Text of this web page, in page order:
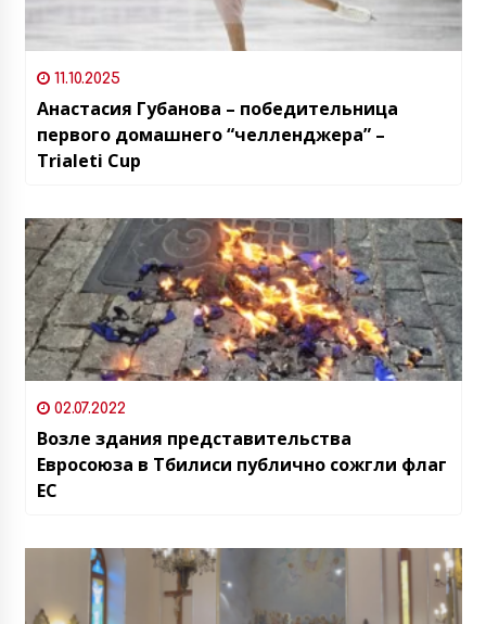
11.10.2025
Анастасия Губанова – победительница
первого домашнего “челленджера” –
Trialeti Cup
02.07.2022
Возле здания представительства
Евросоюза в Тбилиси публично сожгли флаг
ЕС